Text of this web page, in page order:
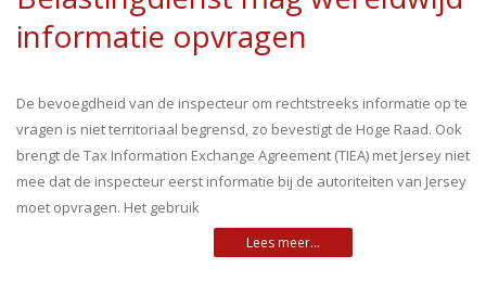
informatie opvragen
De bevoegdheid van de inspecteur om rechtstreeks informatie op te
vragen is niet territoriaal begrensd, zo bevestigt de Hoge Raad. Ook
brengt de Tax Information Exchange Agreement (TIEA) met Jersey niet
mee dat de inspecteur eerst informatie bij de autoriteiten van Jersey
moet opvragen. Het gebruik